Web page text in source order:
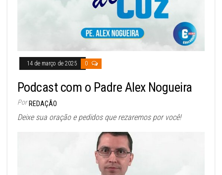
14 de março de 2025 0
Podcast com o Padre Alex Nogueira
Por REDAÇÃO
Deixe sua oração e pedidos que rezaremos por você!